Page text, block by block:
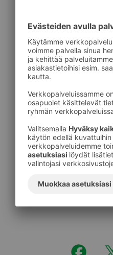
S-ryhmän
verkossa
mukana jo
Uudessa
edeltävälle
”Jos
sisältöä